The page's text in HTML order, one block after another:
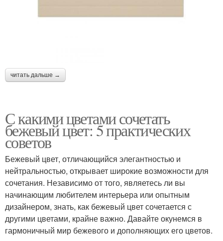
читать дальше →
С какими цветами сочетать
бежевый цвет: 5 практических
советов
Бежевый цвет, отличающийся элегантностью и
нейтральностью, открывает широкие возможности для
сочетания. Независимо от того, являетесь ли вы
начинающим любителем интерьера или опытным
дизайнером, знать, как бежевый цвет сочетается с
другими цветами, крайне важно. Давайте окунемся в
гармоничный мир бежевого и дополняющих его цветов.